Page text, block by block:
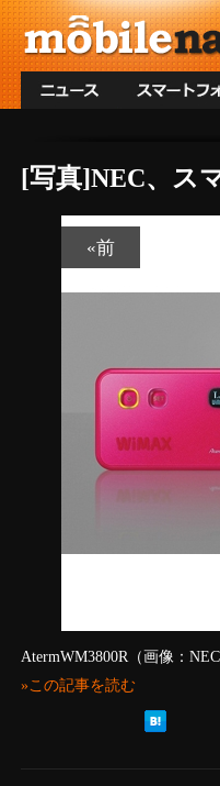
[写真]NEC、ス
«前
AtermWM3800R（画像：NEC
»この記事を読む